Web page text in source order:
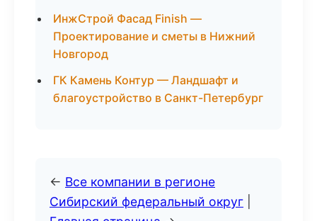
ИнжСтрой Фасад Finish —
Проектирование и сметы в Нижний
Новгород
ГК Камень Контур — Ландшафт и
благоустройство в Санкт-Петербург
← Все компании в регионе
Сибирский федеральный округ